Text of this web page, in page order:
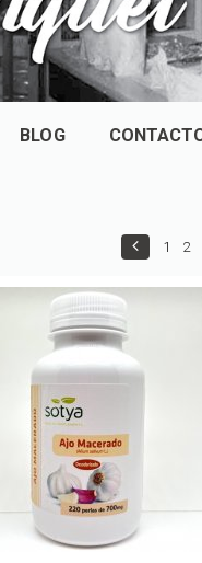
BLOG
1 2